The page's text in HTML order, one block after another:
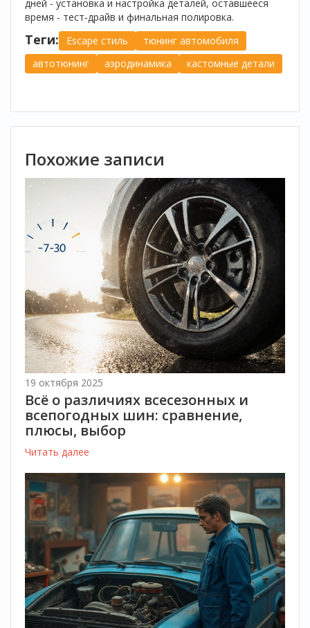
дней - установка и настройка деталей, оставшееся
время - тест‑драйв и финальная полировка.
Теги: Escape стиль
тюнинг автомобиля
автотюнинг
аэродинамика кастомные детали
Похожие записи
19 октября 2025
Всё о различиях всесезонных и
всепогодных шин: сравнение,
плюсы, выбор
Читать далее